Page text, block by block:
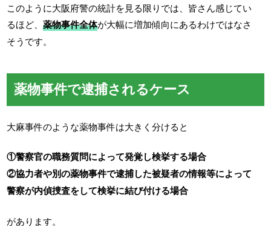
このように大阪府警の統計を見る限りでは、皆さん感じてい
るほど、薬物事件全体が大幅に増加傾向にあるわけではなさ
そうです。
薬物事件で逮捕されるケース
大麻事件のような薬物事件は大きく分けると
①警察官の職務質問によって発覚し検挙する場合
②協力者や別の薬物事件で逮捕した被疑者の情報等によって
警察が内偵捜査をして検挙に結び付ける場合
があります。